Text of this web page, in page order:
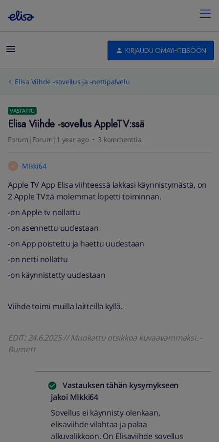
KIRJAUDU OMAYHTEISÖÖN
Elisa Viihde -sovellus ja -nettipalvelu
VASTATTU
Elisa Viihde -sovellus AppleTV:ssä
Forum|Forum|1 year ago 3 kommenttia
M MIkki64
Apple TV App Elisa viihteessä lakkasi käynnistymästä, on
2 Apple TV:tä molemmat lopetti toiminnan.
-on Apple tv nollattu
-on asennettu uudestaan
-on App poistettu ja haettu uudestaan
-on netti nollattu
-on käynnistetty uudestaan
Viihde toimi muilla laitteilla kyllä.
EDIT: 24.6.2025 // Muokattu otsikkoa kuvaavammaksi. -
Burnett
Vastauksen tähän kysymykseen
jakoi MIkki64
Sovellus ei käynnisty olenkaan,
elisaviihde vilahtaa ja palaa
alkuvalikkoon. On Elisaviihde sovellus